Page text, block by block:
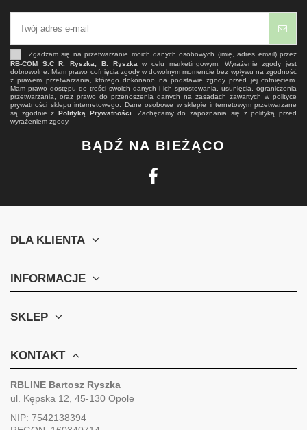
Zgadzam się na przetwarzanie moich danych osobowych (imię, adres email) przez
RB-COM S.C R. Ryszka, B. Ryszka w celu marketingowym. Wyrażenie zgody jest
dobrowolne. Mam prawo cofnięcia zgody w dowolnym momencie bez wpływu na zgodność
z prawem przetwarzania, którego dokonano na podstawie zgody przed jej cofnięciem.
Mam prawo dostępu do treści swoich danych i ich sprostowania, usunięcia, ograniczenia
przetwarzania, oraz prawo do przenoszenia danych na zasadach zawartych w polityce
prywatności sklepu internetowego. Dane osobowe w sklepie internetowym przetwarzane
są zgodnie zPolityką Prywatności . Zachęcamy do zapoznania się z polityką przed
wyrażeniem zgody.
BĄDŹ NA BIEŻĄCO
DLA KLIENTA
INFORMACJE
SKLEP
KONTAKT
RBLINE Bartosz Ryszka
ul. Kępska 12, 45-130 Opole
NIP: 7542138394